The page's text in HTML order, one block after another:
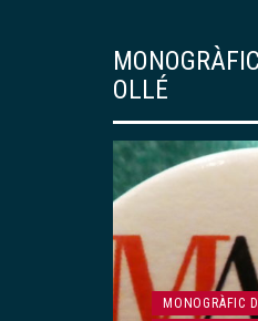
OLLÉ
MONOGRÀFIC
ARTICLES